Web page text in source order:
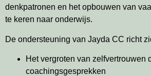
denkpatronen en het opbouwen van
te keren naar onderwijs.
De ondersteuning van Jayda CC richt
Het vergroten van zelfvertrouwen
coachingsgesprekken